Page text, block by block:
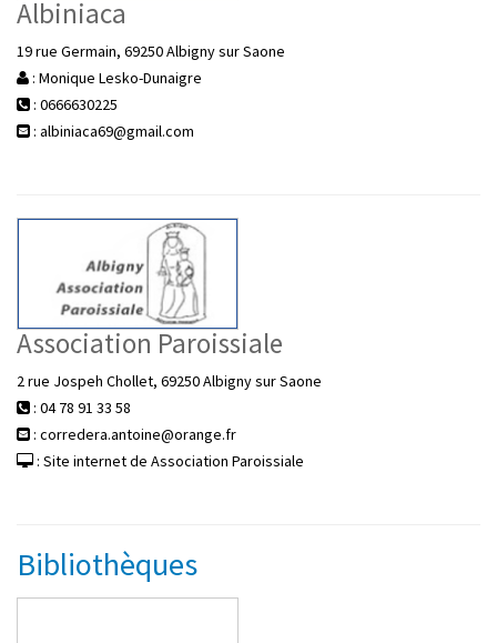
Albiniaca
19 rue Germain, 69250 Albigny sur Saone
: Monique Lesko-Dunaigre
: 0666630225
: albiniaca69@gmail.com
Association Paroissiale
2 rue Jospeh Chollet, 69250 Albigny sur Saone
: 04 78 91 33 58
: corredera.antoine@orange.fr
: Site internet de Association Paroissiale
Bibliothèques